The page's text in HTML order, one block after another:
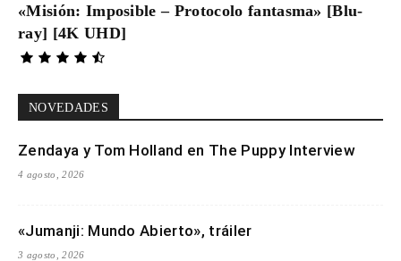
«Misión: Imposible – Protocolo fantasma» [Blu-
ray] [4K UHD]
NOVEDADES
Zendaya y Tom Holland en The Puppy Interview
4 agosto, 2026
«Jumanji: Mundo Abierto», tráiler
3 agosto, 2026